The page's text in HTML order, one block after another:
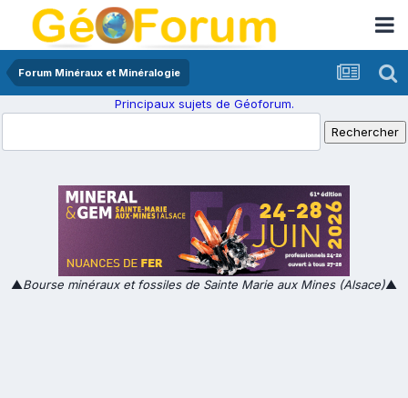
Forum Minéraux et Minéralogie
Principaux sujets de Géoforum.
▲Bourse minéraux et fossiles de Sainte Marie aux Mines (Alsace)▲